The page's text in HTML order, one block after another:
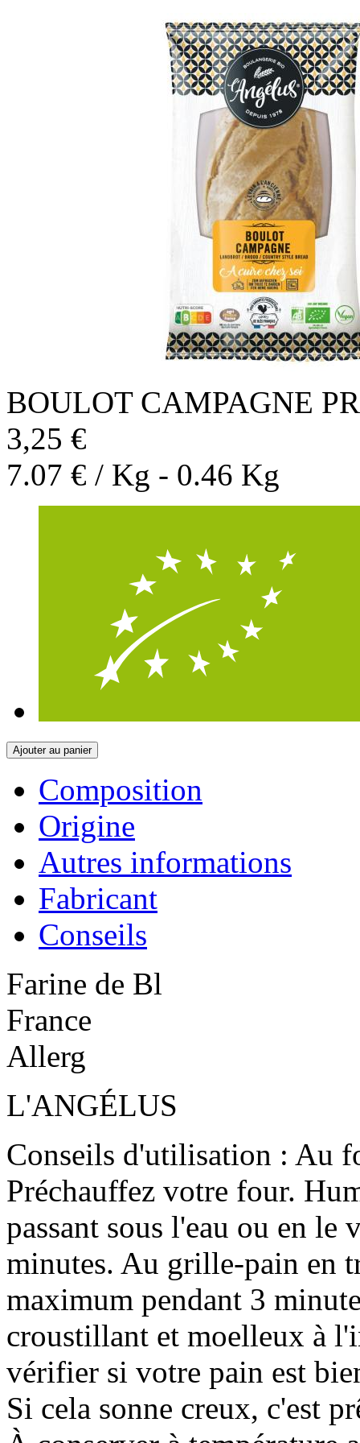
BOULOT CAMPAGNE
3,25 €
7.07 € / Kg - 0.46 Kg
Ajouter au panier
Composition
Origine
Autres informations
Fabricant
Conseils
Farine de Bl
France
Allerg
L'ANGÉLUS
Conseils d'utilisation : Au
Préchauffez votre four.
passant sous l'eau ou en le
minutes. Au grille-pain en
maximum pendant 3
croustillant et moelleux à
vérifier si votre pain est
Si cela sonne creux, c'est